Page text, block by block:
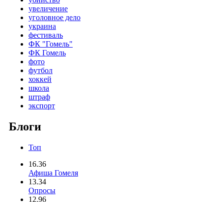
увеличение
уголовное дело
украина
фестиваль
ФК "Гомель"
ФК Гомель
фото
футбол
хоккей
школа
штраф
экспорт
Блоги
Топ
16.36
Афиша Гомеля
13.34
Опросы
12.96